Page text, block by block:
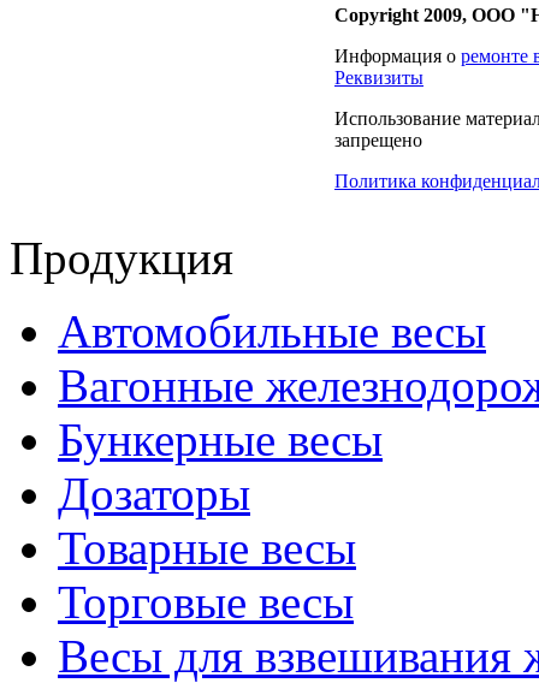
Copyright 2009, ООО
Информация о ремонте
Реквизиты
Использование
запрещено
Политика
Продукция
Автомобильные весы
Вагонные
Бункерные весы
Дозаторы
Товарные весы
Торговые весы
Весы для взвешивания